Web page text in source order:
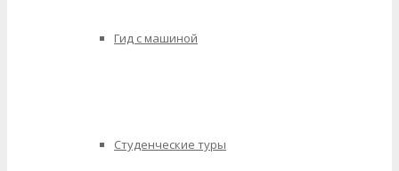
Гид с машиной
Студенческие туры